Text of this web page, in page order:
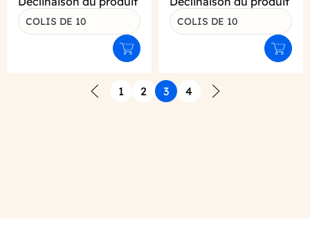
COLIS DE 10
Ajouter au panier
COLIS DE 10
1 2 3
4